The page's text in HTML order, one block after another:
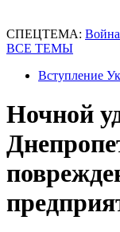
СПЕЦТЕМА:
ВСЕ ТЕМЫ
Вступление
Ночной